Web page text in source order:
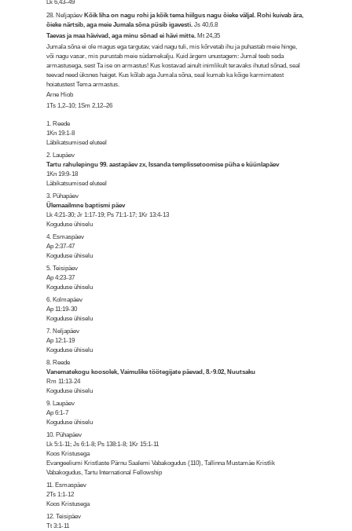
Lk 6,43–49
28. Neljapäev Kõik liha on nagu rohi ja kõik tema hiilgus nagu õieke väljal. Rohi kuivab ära,
õieke närtsib, aga meie Jumala sõna püsib igavesti.Js 40,6.8
Taevas ja maa hävivad, aga minu sõnad ei hävi mitte. Mt 24,35
Jumala sõna ei ole magus ega targutav, vaid nagu tuli, mis kõrvetab ihu ja puhastab meie hinge,
või nagu vasar, mis purustab meie südamekalju. Kuid ärgem unustagem: Jumal teeb seda
armastusega, sest Ta ise on armastus! Kus kostavad ainult inimlikult teravaks ihutud sõnad, seal
teevad need üksnes haiget. Kus kõlab aga Jumala sõna, seal kumab ka kõige karmimatest
hoiatustest Tema armastus.
Arne Hiob
1Ts 1,2–10; 1Sm 2,12–26
1. Reede
1Kn 19:1-8
Läbikatsumised eluteel
2. Laupäev
Tartu rahulepingu 99. aastapäev zx, Issanda templissetoomise püha e küünlapäev
1Kn 19:9-18
Läbikatsumised eluteel
3. Pühapäev
Ülemaailmne baptismi päev
Lk 4:21-30; Jr 1:17-19; Ps 71:1-17; 1Kr 13:4-13
Koguduse ühiselu
4. Esmaspäev
Ap 2:37-47
Koguduse ühiselu
5. Teisipäev
Ap 4:23-37
Koguduse ühiselu
6. Kolmapäev
Ap 11:19-30
Koguduse ühiselu
7. Neljapäev
Ap 12:1-19
Koguduse ühiselu
8. Reede
Vanematekogu koosolek, Vaimulike töötegijate päevad, 8.-9.02, Nuutsaku
Rm 11:13-24
Koguduse ühiselu
9. Laupäev
Ap 6:1-7
Koguduse ühiselu
10. Pühapäev
Lk 5:1-11; Js 6:1-8; Ps 138:1-8; 1Kr 15:1-11
Koos Kristusega
Evangeeliumi Kristlaste Pärnu Saalemi Vabakogudus (110), Tallinna Mustamäe Kristlik
Vabakogudus, Tartu International Fellowship
11. Esmaspäev
2Ts 1:1-12
Koos Kristusega
12. Teisipäev
Tt 3:1-11